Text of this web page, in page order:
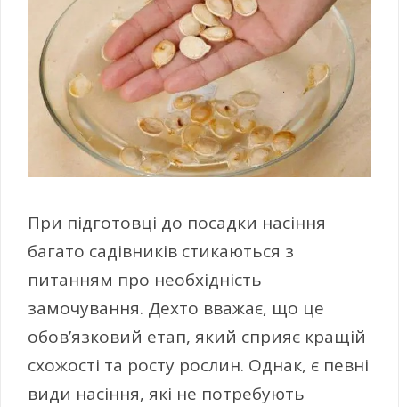
При підготовці до посадки насіння
багато садівників стикаються з
питанням про необхідність
замочування. Дехто вважає, що це
обов’язковий етап, який сприяє кращій
схожості та росту рослин. Однак, є певні
види насіння, які не потребують